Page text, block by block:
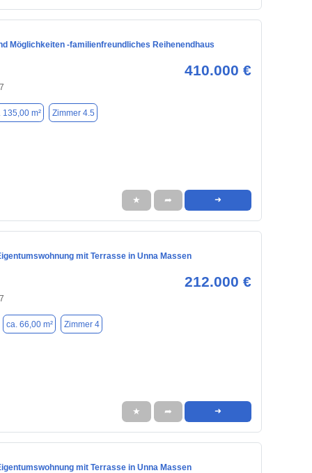
Möglichkeiten -familienfreundliches Reihenendhaus
410.000 €
135,00 m² Zimmer 4.5
★ ➦ ➜
mit Terrasse in Unna Massen
212.000 €
ca. 66,00 m² Zimmer 4
★ ➦ ➜
mit Terrasse in Unna Massen